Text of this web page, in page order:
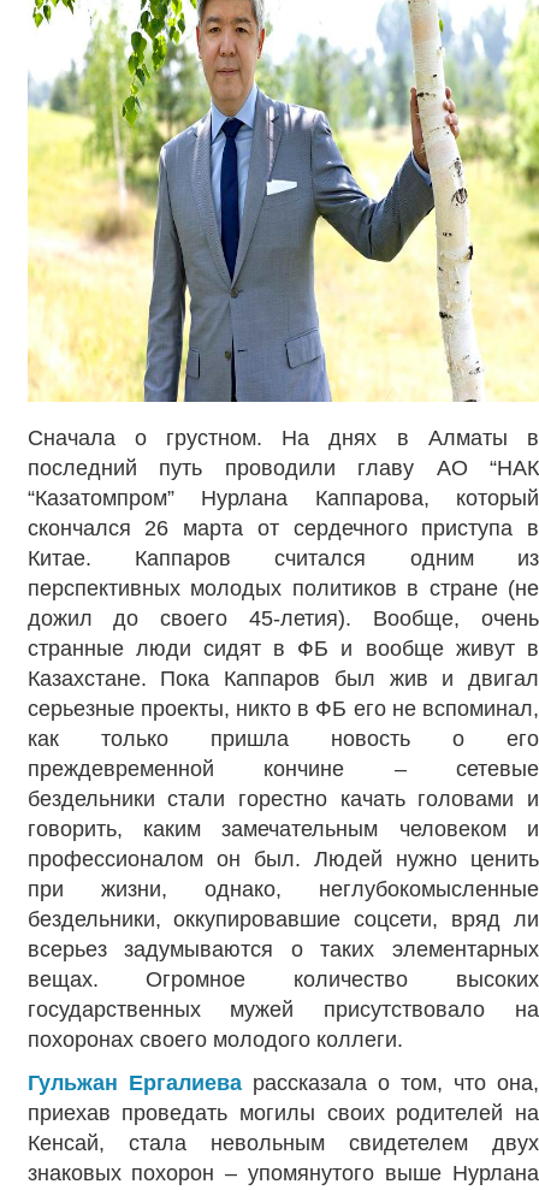
Сначала о грустном. На днях в Алматы в
последний путь проводили главу АО “НАК
“Казатомпром” Нурлана Каппарова, который
скончался 26 марта от сердечного приступа в
Китае. Каппаров считался одним из
перспективных молодых политиков в стране (не
дожил до своего 45-летия). Вообще, очень
странные люди сидят в ФБ и вообще живут в
Казахстане. Пока Каппаров был жив и двигал
серьезные проекты, никто в ФБ его не вспоминал,
как только пришла новость о его
преждевременной кончине – сетевые
бездельники стали горестно качать головами и
говорить, каким замечательным человеком и
профессионалом он был. Людей нужно ценить
при жизни, однако, неглубокомысленные
бездельники, оккупировавшие соцсети, вряд ли
всерьез задумываются о таких элементарных
вещах. Огромное количество высоких
государственных мужей присутствовало на
похоронах своего молодого коллеги.
Гульжан Ергалиеварассказала о том, что она,
приехав проведать могилы своих родителей на
Кенсай, стала невольным свидетелем двух
знаковых похорон – упомянутого выше Нурлана